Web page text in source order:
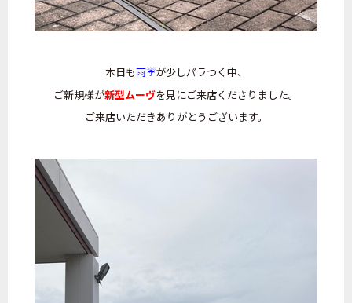
本日も雨☔が少しパラつく中、
ご新規様が新型ムーヴを見にご来店くださりました。
ご来店いただきありがとうございます。